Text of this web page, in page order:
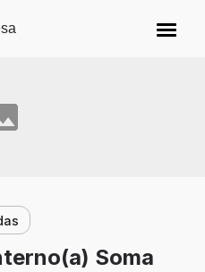
Soma